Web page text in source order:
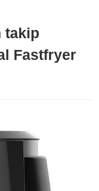
takip
Fastfryer